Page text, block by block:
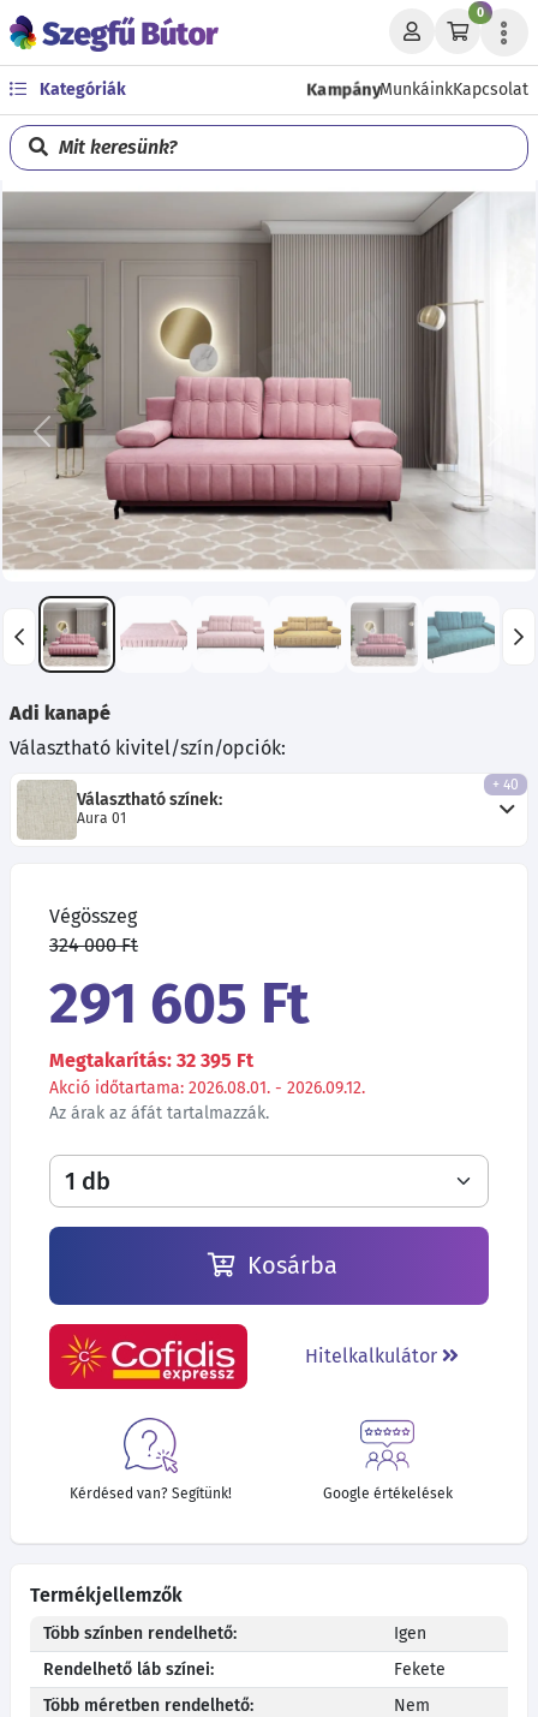
0
Kategóriák KampányMunkáinkKapcsolat
Mit keresünk?
Előző
Adi kanapé
Választható kivitel/szín/opciók:
Választható színek:
Aura 01
+ 40
Végösszeg
324 000 Ft
291 605 Ft
Megtakarítás: 32 395 Ft
Akció időtartama: 2026.08.01. - 2026.09.12.
Az árak az áfát tartalmazzák.
Kosárba
Hitelkalkulátor
Kérdésed van? Segítünk! Google értékelések
Termékjellemzők
Több színben rendelhető:
Igen
Rendelhető láb színei:
Fekete
Több méretben rendelhető:
Nem